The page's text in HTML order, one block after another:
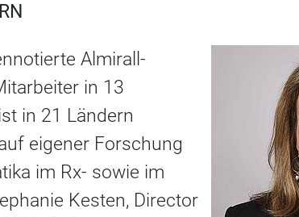
Almirall-
in 13
in 21 Ländern
eigener Forschung
im Rx- sowie im
Kesten, Director